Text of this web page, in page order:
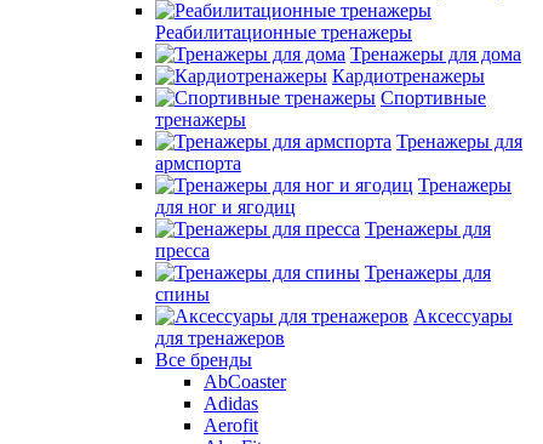
Реабилитационные тренажеры
Тренажеры для дома
Кардиотренажеры
Спортивные
тренажеры
Тренажеры для
армспорта
Тренажеры
для ног и ягодиц
Тренажеры для
пресса
Тренажеры для
спины
Аксессуары
для тренажеров
Все бренды
AbCoaster
Adidas
Aerofit